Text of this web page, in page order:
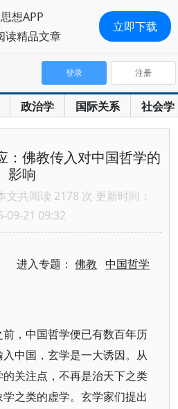
政治学 国际关系 社会学
登录 注册
：佛教传入对中国哲学的
影响
文共阅读 2178 次 更新时间：
09-21 09:32
进入专题：佛教 中国哲学
，中国哲学便已有数百年历
中国，玄学是一大诱因。从
关注点，不再是治天下之类
之类的虚学。玄学家们提出
想APP
读精品文章
立即下载